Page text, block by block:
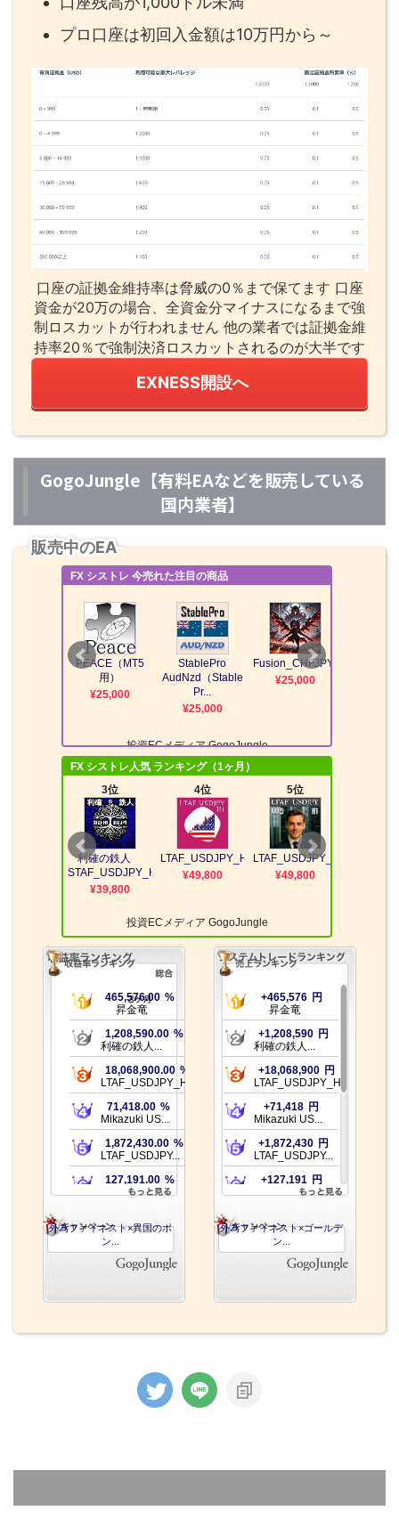
プロ口座は初回入金額は10万円から～
口座の証拠金維持率は脅威の0％まで保てます 口座
資金が20万の場合、全資金分マイナスになるまで強
制ロスカットが行われません 他の業者では証拠金維
持率20％で強制決済ロスカットされるのが大半です
EXNESS開設へ
GogoJungle【有料EAなどを販売している
国内業者】
販売中のEA